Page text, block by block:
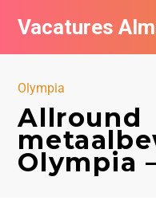
Vacatures
Olympia
Allround
Olympia
Vacatures per bedrijf
De populairste
Nieuwsbrief feed